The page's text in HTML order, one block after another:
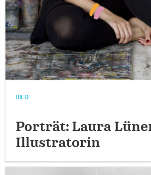
BILD
Porträt: Laura
Illustratorin